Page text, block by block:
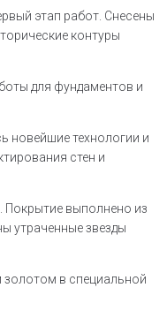
этап работ. Снесены
контуры
для фундаментов и
новейшие технологии и
стен и
Покрытие выполнено из
утраченные звезды
в специальной